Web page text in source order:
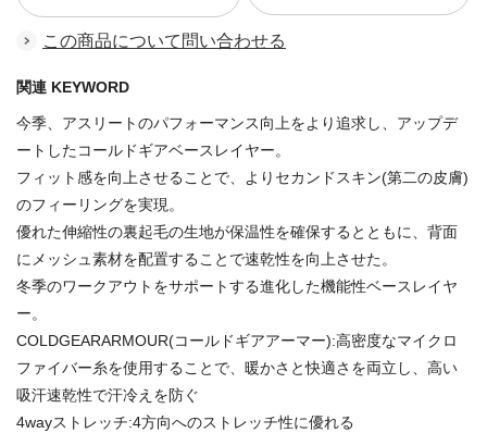
この商品について問い合わせる
関連 KEYWORD
今季、アスリートのパフォーマンス向上をより追求し、アップデ
ートしたコールドギアベースレイヤー。
フィット感を向上させることで、よりセカンドスキン(第二の皮膚)
のフィーリングを実現。
優れた伸縮性の裏起毛の生地が保温性を確保するとともに、背面
にメッシュ素材を配置することで速乾性を向上させた。
冬季のワークアウトをサポートする進化した機能性ベースレイヤ
ー。
COLDGEARARMOUR(コールドギアアーマー):高密度なマイクロ
ファイバー糸を使用することで、暖かさと快適さを両立し、高い
吸汗速乾性で汗冷えを防ぐ
4wayストレッチ:4方向へのストレッチ性に優れる